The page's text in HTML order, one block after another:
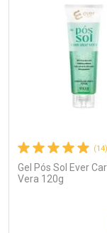
Por R$ 126,99/
(14)
Gel Pós Sol Ever
Vera 120g